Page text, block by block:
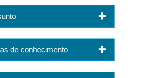
de conhecimento